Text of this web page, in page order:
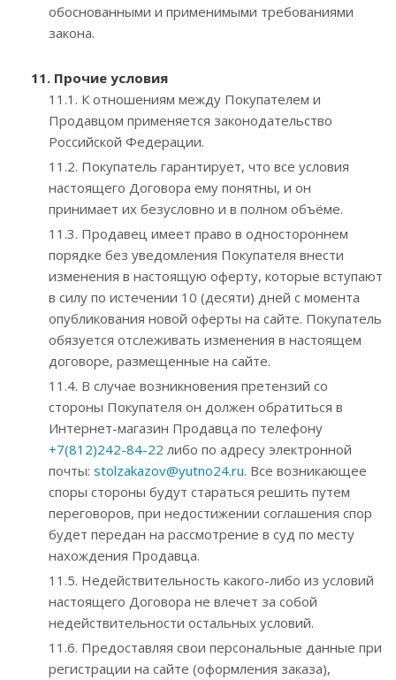
обоснованными и применимыми требованиями
закона.
11. Прочие условия
11.1. К отношениям между Покупателем и
Продавцом применяется законодательство
Российской Федерации.
11.2. Покупатель гарантирует, что все условия
настоящего Договора ему понятны, и он
принимает их безусловно и в полном объёме.
11.3. Продавец имеет право в одностороннем
порядке без уведомления Покупателя внести
изменения в настоящую оферту, которые вступают
в силу по истечении 10 (десяти) дней с момента
опубликования новой оферты на сайте. Покупатель
обязуется отслеживать изменения в настоящем
договоре, размещенные на сайте.
11.4. В случае возникновения претензий со
стороны Покупателя он должен обратиться в
Интернет-магазин Продавца по телефону
+7(812)242-84-22 либо по адресу электронной
почты: stolzakazov@yutno24.ru. Все возникающее
споры стороны будут стараться решить путем
переговоров, при недостижении соглашения спор
будет передан на рассмотрение в суд по месту
нахождения Продавца.
11.5. Недействительность какого-либо из условий
настоящего Договора не влечет за собой
недействительности остальных условий.
11.6. Предоставляя свои персональные данные при
регистрации на сайте (оформления заказа),